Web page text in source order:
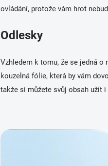
ovládání, protože vám hrot
Odlesky
Vzhledem k tomu, že se jedná
kouzelná fólie, která by vám
takže si můžete svůj obsah užít